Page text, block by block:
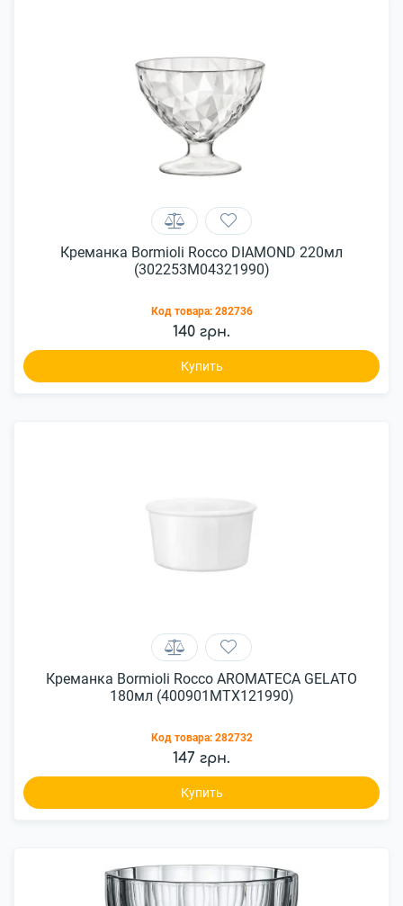
Креманка Bormioli Rocco DIAMOND 220мл
(302253M04321990)
Код товара: 282736
140 грн.
Купить
Креманка Bormioli Rocco AROMATECA GELATO
180мл (400901MTX121990)
Код товара: 282732
147 грн.
Купить